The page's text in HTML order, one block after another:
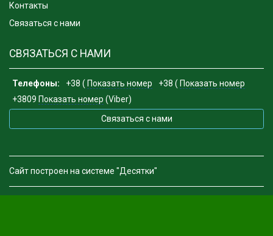
Контакты
Связаться с нами
СВЯЗАТЬСЯ С НАМИ
Телефоны: +38 ( Показать номер +38 ( Показать номер
+3809 Показать номер (Viber)
Связаться с нами
Сайт построен на системе "Десятки"